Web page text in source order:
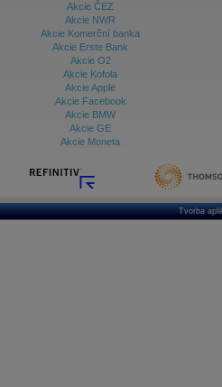
Akcie ČEZ
Akcie NWR
Akcie Komerční banka
Akcie Erste Bank
Akcie O2
Akcie Kofola
Akcie Apple
Akcie Facebook
Akcie BMW
Akcie GE
Akcie Moneta
Tvorba